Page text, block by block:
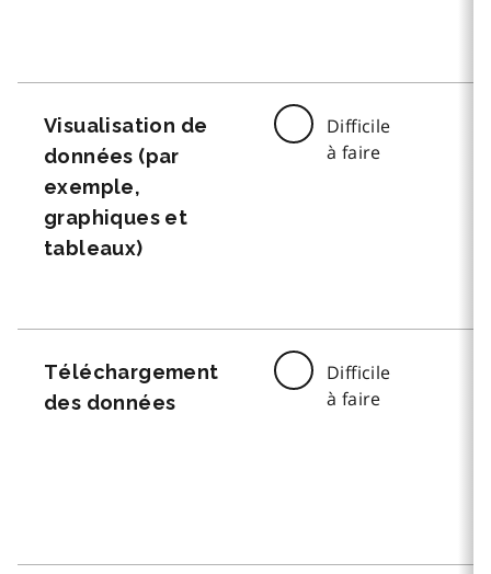
Visualisation de
données (par
exemple,
graphiques et
tableaux)
Difficile
à faire
Téléchargement
des données
Difficile
à faire